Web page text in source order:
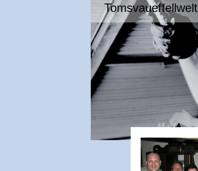
Tomsvaueffellwelt